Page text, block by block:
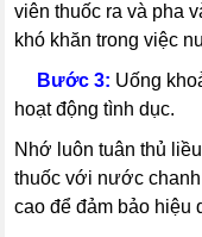
viên thuốc ra và pha
khó khăn trong việc
Bước 3: Uống
hoạt động tình dục.
Nhớ luôn tuân thủ
thuốc với nước
cao để đảm bảo hiệu